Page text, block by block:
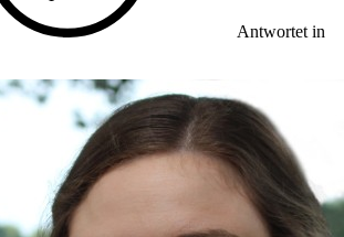
Antwortet in